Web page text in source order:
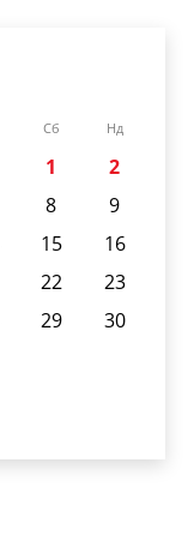
Сб Нд
1
2
8
9
15
16
22
23
29
30